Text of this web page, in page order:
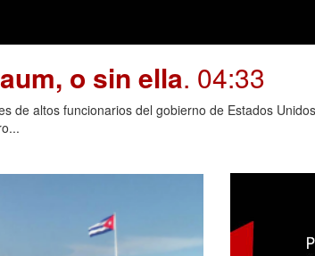
o sin ella. 04:33
de altos funcionarios del gobierno de Estados